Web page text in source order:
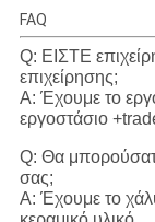
FAQ
Q: ΕΙΣΤΕ
επιχείρησης;
Α: Έχουμε το
εργοστάσιο
Q: Θα
σας;
Α: Έχουμε το